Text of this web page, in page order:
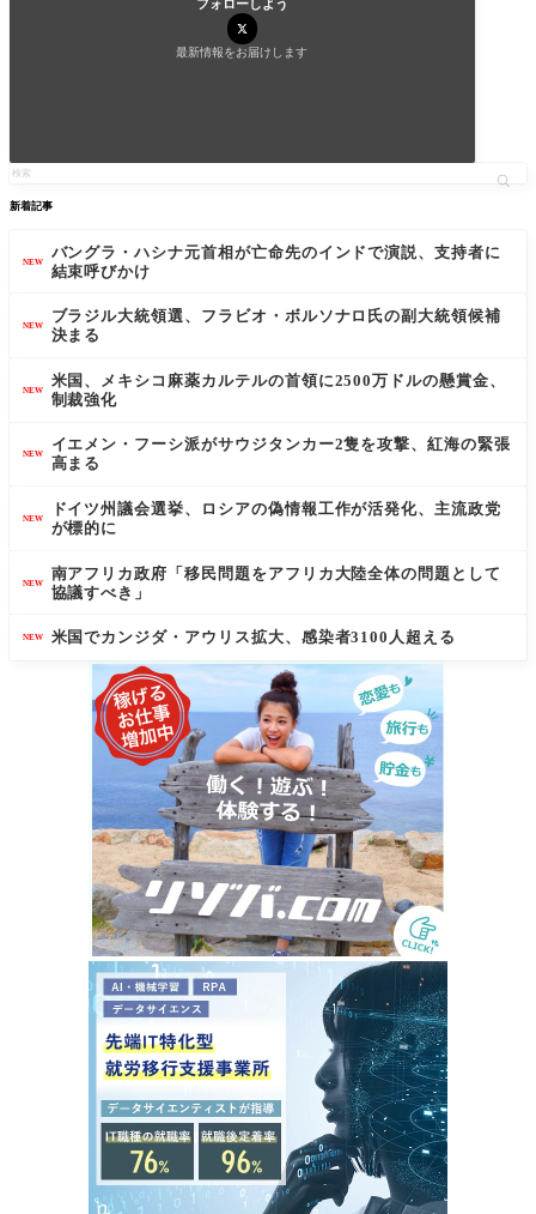
フォローしよう
最新情報をお届けします
新着記事
NEW
バングラ・ハシナ元首相が亡命先のインドで演説、支持者に
結束呼びかけ
NEW
ブラジル大統領選、フラビオ・ボルソナロ氏の副大統領候補
決まる
NEW
米国、メキシコ麻薬カルテルの首領に2500万ドルの懸賞金、
制裁強化
NEW
イエメン・フーシ派がサウジタンカー2隻を攻撃、紅海の緊張
高まる
NEW
ドイツ州議会選挙、ロシアの偽情報工作が活発化、主流政党
が標的に
NEW
南アフリカ政府「移民問題をアフリカ大陸全体の問題として
協議すべき」
NEW 米国でカンジダ・アウリス拡大、感染者3100人超える